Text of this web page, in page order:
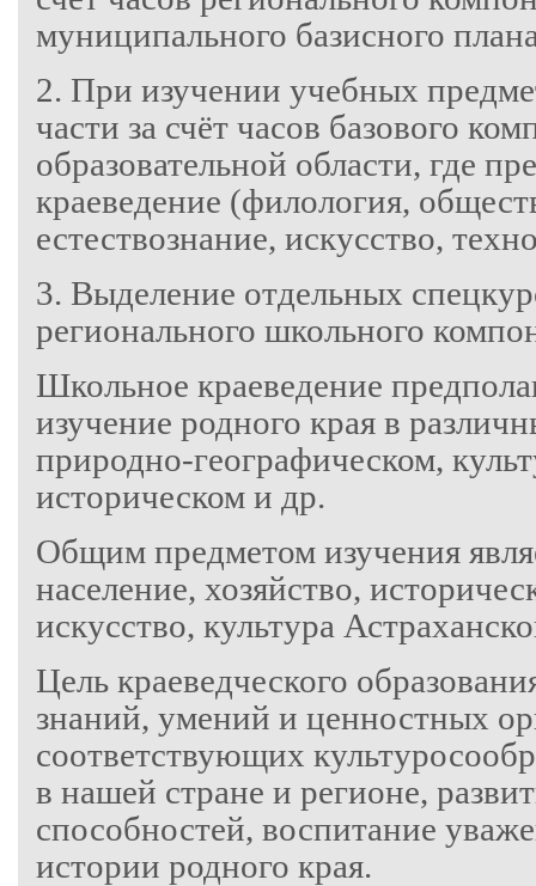
муниципального базисного
2. При изучении учебных
части за счёт часов базового
образовательной области, где
краеведение (филология,
естествознание, искусство,
3. Выделение отдельных
регионального школьного
Школьное краеведение
изучение родного края в
природно-географическом,
историческом и др.
Общим предметом изучения
население, хозяйство,
искусство, культура
Цель краеведческого
знаний, умений и ценностных
соответствующих
в нашей стране и регионе,
способностей, воспитание
истории родного края.